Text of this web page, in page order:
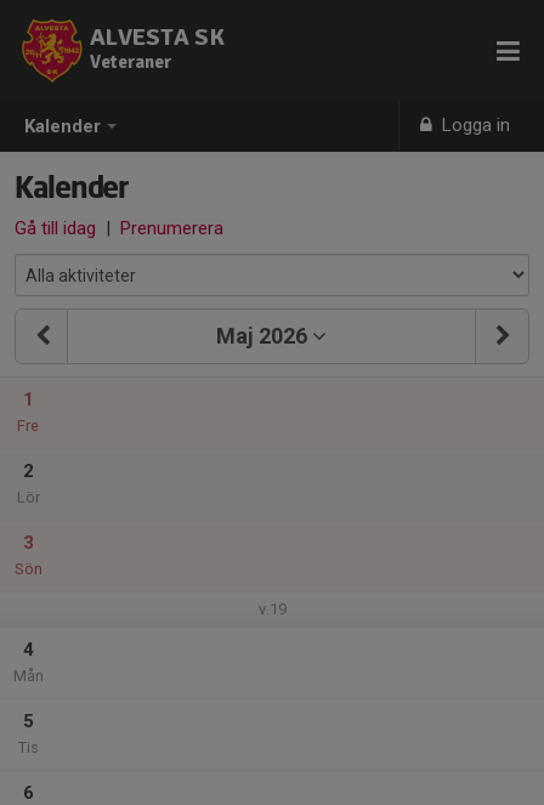
Kalender Logga in
ALVESTA SK
Veteraner
Kalender
Gå till idag | Prenumerera
Maj 2026
1
Fre
2
Lör
3
Sön
v.19
4
Mån
5
Tis
6